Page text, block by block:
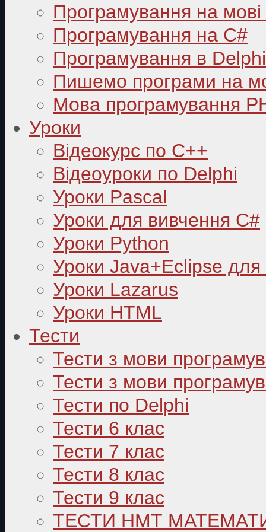
Програмування на
Програмування на C#
Програмування в Delphi
Пишемо програми на
Мова програмування
Уроки
Відеокурс по С++
Відеоуроки по Delphi
Уроки Pascal
Уроки для вивчення C#
Уроки Python
Уроки Java+Eclipse
Уроки Lazarus
Уроки HTML
Тести
Тести з мови
Тести з мови
Тести по Delphi
Тести 6 клас
Тести 7 клас
Тести 8 клас
Тести 9 клас
ТЕСТИ НМТ